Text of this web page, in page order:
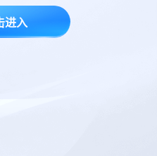
进入